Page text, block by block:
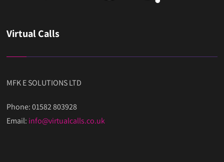
Virtual Calls
MFK E SOLUTIONS LTD
Phone: 01582 803928
Email: info@virtualcalls.co.uk